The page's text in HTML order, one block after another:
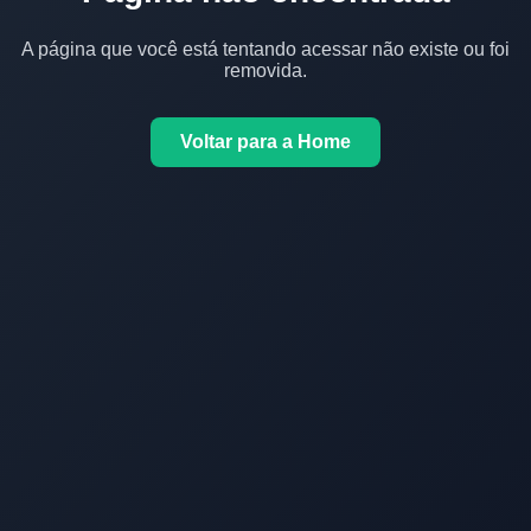
A página que você está tentando acessar não existe ou foi
removida.
Voltar para a Home